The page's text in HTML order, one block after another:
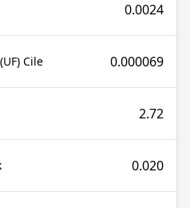
0.0024
Cile 0.000069
2.72
0.020